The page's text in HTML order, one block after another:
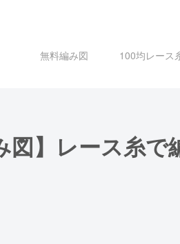
無料編み図 100均レース
図】レース糸